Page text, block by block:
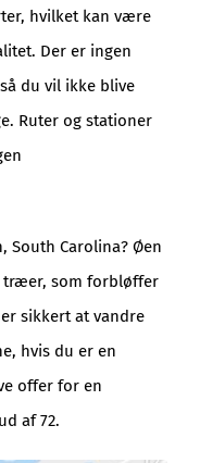
hvilket kan være
Der er ingen
du vil ikke blive
Ruter og stationer
South Carolina? Øen
træer, som forbløffer
sikkert at vandre
hvis du er en
offer for en
af 72.